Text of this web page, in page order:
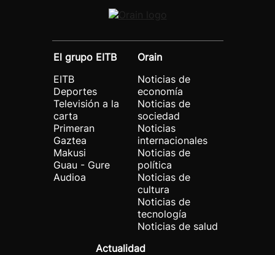
El grupo EITB
EITB
Deportes
Televisión a la
carta
Primeran
Gaztea
Makusi
Guau - Gure
Audioa
Orain
Noticias de
economía
Noticias de
sociedad
Noticias
internacionales
Noticias de
política
Noticias de
cultura
Noticias de
tecnología
Noticias de salud
Actualidad